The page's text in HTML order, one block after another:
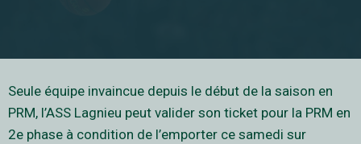
Seule équipe invaincue depuis le début de la saison en
PRM, l’ASS Lagnieu peut valider son ticket pour la PRM en
2e phase à condition de l’emporter ce samedi sur